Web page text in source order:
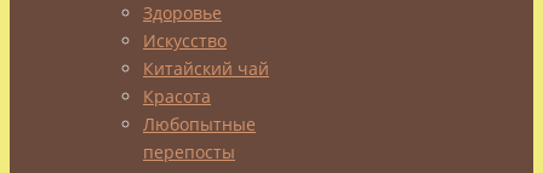
Выступил
я
тут
недавно
на
турнире
Здоровье
Искусство
Китайский чай
Красота
Любопытные
перепосты